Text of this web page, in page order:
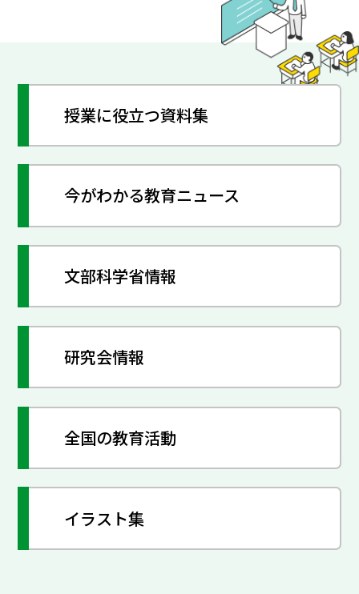
授業に役立つ資料集
今がわかる教育ニュース
文部科学省情報
研究会情報
全国の教育活動
イラスト集